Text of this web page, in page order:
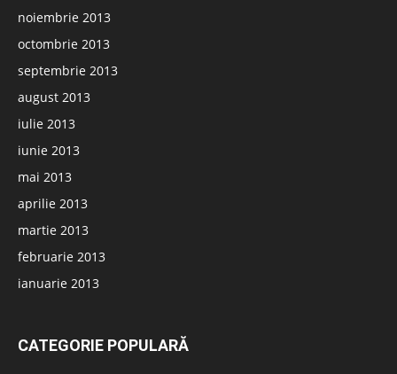
noiembrie 2013
octombrie 2013
septembrie 2013
august 2013
iulie 2013
iunie 2013
mai 2013
aprilie 2013
martie 2013
februarie 2013
ianuarie 2013
CATEGORIE POPULARĂ